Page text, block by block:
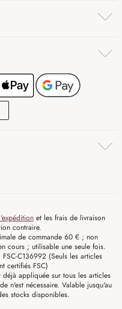
et les frais de livraison
contraire.
de commande 60 € ; non
cours ; utilisable une seule fois.
C136992 (Seuls les articles
certifiés FSC)
appliquée sur tous les articles
n'est nécessaire. Valable jusqu'au
stocks disponibles.